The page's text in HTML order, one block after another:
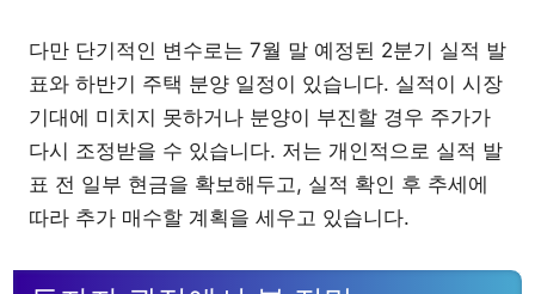
다만 단기적인 변수로는 7월 말 예정된 2분기 실적 발
표와 하반기 주택 분양 일정이 있습니다. 실적이 시장
기대에 미치지 못하거나 분양이 부진할 경우 주가가
다시 조정받을 수 있습니다. 저는 개인적으로 실적 발
표 전 일부 현금을 확보해두고, 실적 확인 후 추세에
따라 추가 매수할 계획을 세우고 있습니다.